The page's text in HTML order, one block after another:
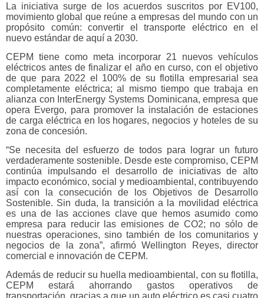
La iniciativa surge de los acuerdos suscritos por EV100,
movimiento global que reúne a empresas del mundo con un
propósito común: convertir el transporte eléctrico en el
nuevo estándar de aquí a 2030.
CEPM tiene como meta incorporar 21 nuevos vehículos
eléctricos antes de finalizar el año en curso, con el objetivo
de que para 2022 el 100% de su flotilla empresarial sea
completamente eléctrica; al mismo tiempo que trabaja en
alianza con InterEnergy Systems Dominicana, empresa que
opera Evergo, para promover la instalación de estaciones
de carga eléctrica en los hogares, negocios y hoteles de su
zona de concesión.
“Se necesita del esfuerzo de todos para lograr un futuro
verdaderamente sostenible. Desde este compromiso, CEPM
continúa impulsando el desarrollo de iniciativas de alto
impacto económico, social y medioambiental, contribuyendo
así con la consecución de los Objetivos de Desarrollo
Sostenible. Sin duda, la transición a la movilidad eléctrica
es una de las acciones clave que hemos asumido como
empresa para reducir las emisiones de CO2; no sólo de
nuestras operaciones, sino también de los comunitarios y
negocios de la zona”, afirmó Wellington Reyes, director
comercial e innovación de CEPM.
Además de reducir su huella medioambiental, con su flotilla,
CEPM estará ahorrando gastos operativos de
transportación, gracias a que un auto eléctrico es casi cuatro